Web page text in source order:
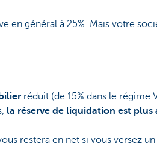
en général à 25%. Mais votre
réduit (de 15% dans le régime
la réserve de liquidation est plus
restera en net si vous versez